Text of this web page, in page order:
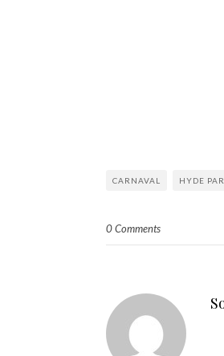
CARNAVAL HYDE
0 Comments